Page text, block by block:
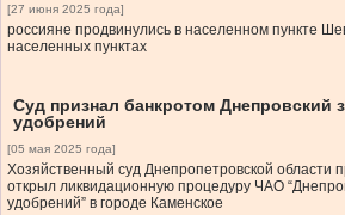
[27 июня 2025 года]
россияне продвинулись в населенном пункте
населенных пунктах
Суд признал банкротом Днепровский
удобрений
[05 мая 2025 года]
Хозяйственный суд Днепропетровской области
открыл ликвидационную процедуру ЧАО
удобрений” в городе Каменское